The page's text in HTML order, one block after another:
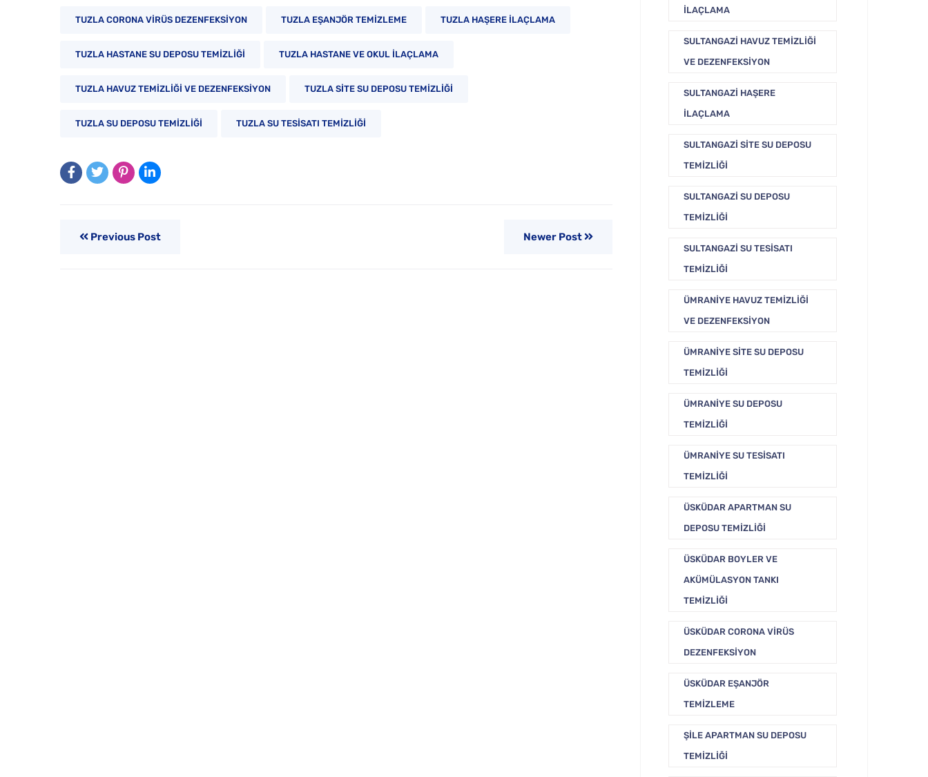
TUZLA CORONA VIRÜS DEZENFEKSIYON TUZLA EŞANJÖR TEMIZLEME TUZLA HAŞERE İLAÇLAMA
TUZLA HASTANE SU DEPOSU TEMIZLIĞI TUZLA HASTANE VE OKUL İLAÇLAMA
TUZLA HAVUZ TEMIZLIĞI VE DEZENFEKSIYON TUZLA SITE SU DEPOSU TEMIZLIĞI
TUZLA SU DEPOSU TEMIZLIĞI TUZLA SU TESISATI TEMIZLIĞI
Previous Post Newer Post
İLAÇLAMA
SULTANGAZI HAVUZ TEMIZLIĞI
VE DEZENFEKSIYON
SULTANGAZI HAŞERE
İLAÇLAMA
SULTANGAZI SITE SU DEPOSU
TEMIZLIĞI
SULTANGAZI SU DEPOSU
TEMIZLIĞI
SULTANGAZI SU TESISATI
TEMIZLIĞI
ÜMRANIYE HAVUZ TEMIZLIĞI
VE DEZENFEKSIYON
ÜMRANIYE SITE SU DEPOSU
TEMIZLIĞI
ÜMRANIYE SU DEPOSU
TEMIZLIĞI
ÜMRANIYE SU TESISATI
TEMIZLIĞI
ÜSKÜDAR APARTMAN SU
DEPOSU TEMIZLIĞI
ÜSKÜDAR BOYLER VE
AKÜMÜLASYON TANKI
TEMIZLIĞI
ÜSKÜDAR CORONA VIRÜS
DEZENFEKSIYON
ÜSKÜDAR EŞANJÖR
TEMIZLEME
ŞILE APARTMAN SU DEPOSU
TEMIZLIĞI